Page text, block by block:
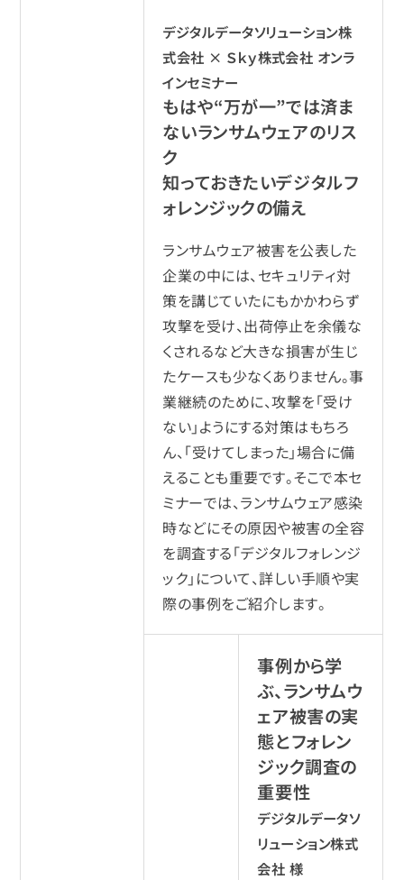
デジタルデータソリューション株
式会社 × Ｓｋｙ株式会社 オンラ
インセミナー
もはや“万が一”では済ま
ないランサムウェアのリス
ク
知っておきたいデジタルフ
ォレンジックの備え
ランサムウェア被害を公表した
企業の中には、セキュリティ対
策を講じていたにもかかわらず
攻撃を受け、出荷停止を余儀な
くされるなど大きな損害が生じ
たケースも少なくありません。事
業継続のために、攻撃を「受け
ない」ようにする対策はもちろ
ん、「受けてしまった」場合に備
えることも重要です。そこで本セ
ミナーでは、ランサムウェア感染
時などにその原因や被害の全容
を調査する「デジタルフォレンジ
ック」について、詳しい手順や実
際の事例をご紹介します。
事例から学
ぶ、ランサムウ
ェア被害の実
態とフォレン
ジック調査の
重要性
デジタルデータソ
リューション株式
会社 様